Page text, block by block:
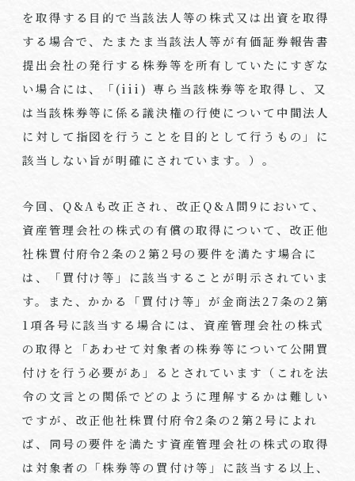
を取得する目的で当該法人等の株式又は出資を取得
する場合で、たまたま当該法人等が有価証券報告書
提出会社の発行する株券等を所有していたにすぎな
い場合には、「(iii) 専ら当該株券等を取得し、又
は当該株券等に係る議決権の行使について中間法人
に対して指図を行うことを目的として行うもの」に
該当しない旨が明確にされています。）。
今回、Q&Aも改正され、改正Q&A問9において、
資産管理会社の株式の有償の取得について、改正他
社株買付府令2条の2第2号の要件を満たす場合に
は、「買付け等」に該当することが明示されていま
す。また、かかる「買付け等」が金商法27条の2第
1項各号に該当する場合には、資産管理会社の株式
の取得と「あわせて対象者の株券等について公開買
付けを行う必要があ」るとされています（これを法
令の文言との関係でどのように理解するかは難しい
ですが、改正他社株買付府令2条の2第2号によれ
ば、同号の要件を満たす資産管理会社の株式の取得
は対象者の「株券等の買付け等」に該当する以上、